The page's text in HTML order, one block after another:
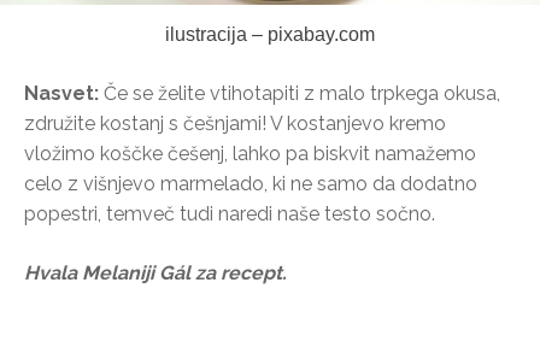
ilustracija – pixabay.com
Nasvet: Če se želite vtihotapiti z malo trpkega okusa,
združite kostanj s češnjami! V kostanjevo kremo
vložimo koščke češenj, lahko pa biskvit namažemo
celo z višnjevo marmelado, ki ne samo da dodatno
popestri, temveč tudi naredi naše testo sočno.
Hvala Melaniji Gál za recept.